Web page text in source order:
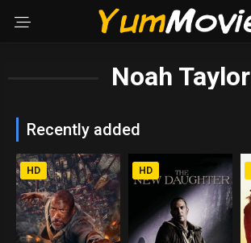
Noah Taylor
Recently added
HD HD